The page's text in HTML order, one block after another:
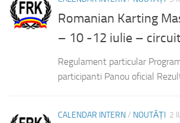
Romanian Karting
– 10 -12 iulie –
Regulament particular
participanti Panou oficial
CALENDAR INTERN/ NOUTĂȚI 2